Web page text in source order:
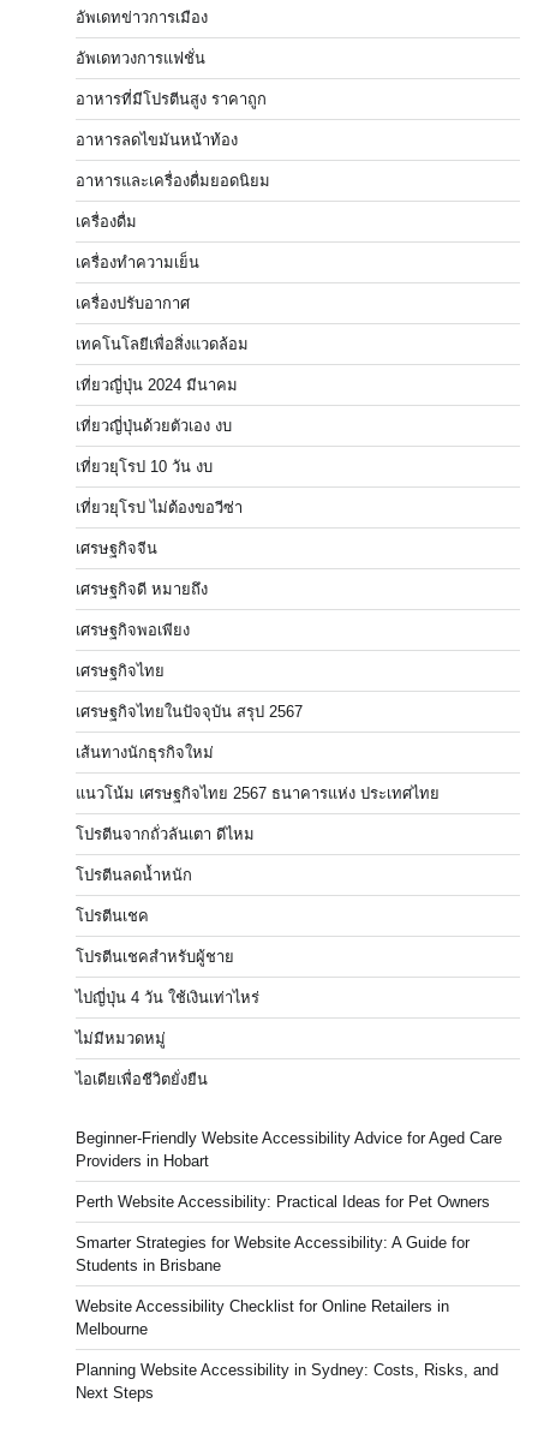
อัพเดทข่าวการเมือง
อัพเดทวงการแฟชั่น
อาหารที่มีโปรตีนสูง ราคาถูก
อาหารลดไขมันหน้าท้อง
อาหารและเครื่องดื่มยอดนิยม
เครื่องดื่ม
เครื่องทำความเย็น
เครื่องปรับอากาศ
เทคโนโลยีเพื่อสิ่งแวดล้อม
เที่ยวญี่ปุ่น 2024 มีนาคม
เที่ยวญี่ปุ่นด้วยตัวเอง งบ
เที่ยวยุโรป 10 วัน งบ
เที่ยวยุโรป ไม่ต้องขอวีซ่า
เศรษฐกิจจีน
เศรษฐกิจดี หมายถึง
เศรษฐกิจพอเพียง
เศรษฐกิจไทย
เศรษฐกิจไทยในปัจจุบัน สรุป 2567
เส้นทางนักธุรกิจใหม่
แนวโน้ม เศรษฐกิจไทย 2567 ธนาคารแห่ง ประเทศไทย
โปรตีนจากถั่วลันเตา ดีไหม
โปรตีนลดน้ำหนัก
โปรตีนเชค
โปรตีนเชคสำหรับผู้ชาย
ไปญี่ปุ่น 4 วัน ใช้เงินเท่าไหร่
ไม่มีหมวดหมู่
ไอเดียเพื่อชีวิตยั่งยืน
Beginner-Friendly Website Accessibility Advice for Aged Care
Providers in Hobart
Perth Website Accessibility: Practical Ideas for Pet Owners
Smarter Strategies for Website Accessibility: A Guide for
Students in Brisbane
Website Accessibility Checklist for Online Retailers in
Melbourne
Planning Website Accessibility in Sydney: Costs, Risks, and
Next Steps